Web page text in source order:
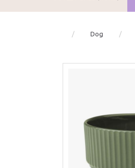
Dog